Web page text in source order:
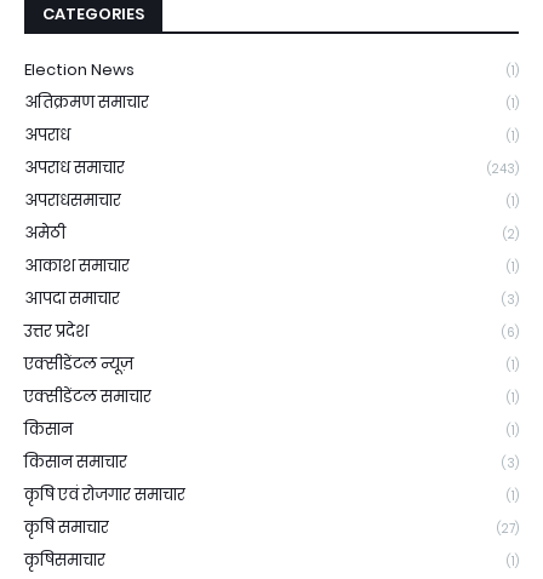
CATEGORIES
Election News (1)
अतिक्रमण समाचार (1)
अपराध (1)
अपराध समाचार (243)
अपराधसमाचार (1)
अमेठी (2)
आकाश समाचार (1)
आपदा समाचार (3)
उत्तर प्रदेश (6)
एक्सीडेंटल न्यूज़ (1)
एक्सीडेंटल समाचार (1)
किसान (1)
किसान समाचार (3)
कृषि एवं रोजगार समाचार (1)
कृषि समाचार (27)
कृषिसमाचार (1)